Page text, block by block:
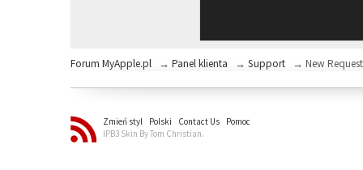
Forum MyApple.pl → Panel klienta → Support → New Request
Zmień styl Polski Contact Us
Pomoc
IPB3 Skin By Tom Christian.